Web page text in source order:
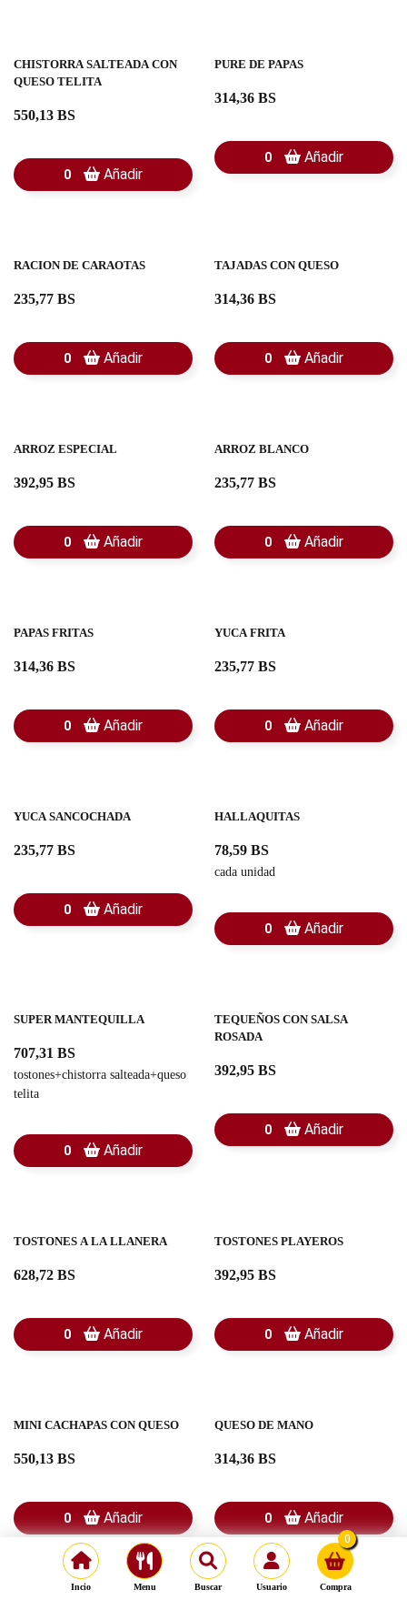
Incio Menu Buscar Usuario Compra
0
CHISTORRA SALTEADA CON
QUESO TELITA
550,13 BS
0 Añadir
PURE DE PAPAS
314,36 BS
0 Añadir
RACION DE CARAOTAS
235,77 BS
0 Añadir
TAJADAS CON QUESO
314,36 BS
0 Añadir
ARROZ ESPECIAL
392,95 BS
0 Añadir
ARROZ BLANCO
235,77 BS
0 Añadir
PAPAS FRITAS
314,36 BS
0 Añadir
YUCA FRITA
235,77 BS
0 Añadir
YUCA SANCOCHADA
235,77 BS
0 Añadir
HALLAQUITAS
78,59 BS
cada unidad
0 Añadir
SUPER MANTEQUILLA
707,31 BS
tostones+chistorra salteada+queso
telita
0 Añadir
TEQUEÑOS CON SALSA
ROSADA
392,95 BS
0 Añadir
TOSTONES A LA LLANERA
628,72 BS
0 Añadir
TOSTONES PLAYEROS
392,95 BS
0 Añadir
MINI CACHAPAS CON QUESO
550,13 BS
0 Añadir
QUESO DE MANO
314,36 BS
0 Añadir